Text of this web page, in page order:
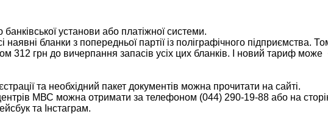
установи або платіжної системи.
бланки з попередньої партії із поліграфічного підприємства.
312 грн до вичерпання запасів усіх цих бланків. І новий тариф може
та необхідний пакет документів можна прочитати на сайті.
МВС можна отримати за телефоном (044) 290-19-88 або на
та Інстаграм.